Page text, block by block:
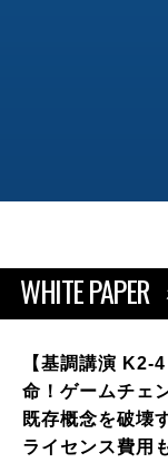
WHITE PAPER
【基調講演 K2-
命！ゲームチェ
既存概念を破壊
ライセンス費用